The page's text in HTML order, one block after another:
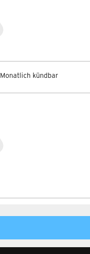
Monatlich kündbar